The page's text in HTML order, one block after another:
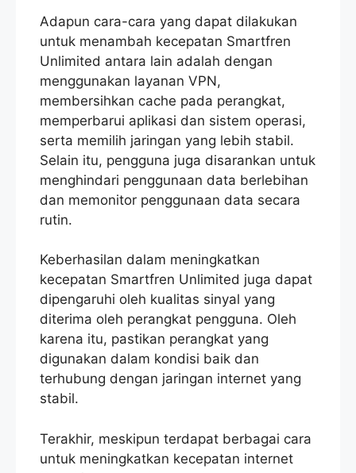
Adapun cara-cara yang dapat dilakukan
untuk menambah kecepatan Smartfren
Unlimited antara lain adalah dengan
menggunakan layanan VPN,
membersihkan cache pada perangkat,
memperbarui aplikasi dan sistem operasi,
serta memilih jaringan yang lebih stabil.
Selain itu, pengguna juga disarankan untuk
menghindari penggunaan data berlebihan
dan memonitor penggunaan data secara
rutin.
Keberhasilan dalam meningkatkan
kecepatan Smartfren Unlimited juga dapat
dipengaruhi oleh kualitas sinyal yang
diterima oleh perangkat pengguna. Oleh
karena itu, pastikan perangkat yang
digunakan dalam kondisi baik dan
terhubung dengan jaringan internet yang
stabil.
Terakhir, meskipun terdapat berbagai cara
untuk meningkatkan kecepatan internet